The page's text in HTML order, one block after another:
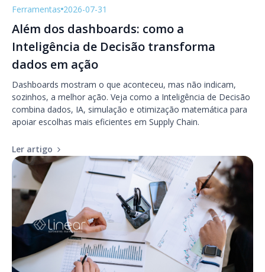
Ferramentas 2026-07-31
Além dos dashboards: como a
Inteligência de Decisão transforma
dados em ação
Dashboards mostram o que aconteceu, mas não indicam,
sozinhos, a melhor ação. Veja como a Inteligência de Decisão
combina dados, IA, simulação e otimização matemática para
apoiar escolhas mais eficientes em Supply Chain.
Ler artigo